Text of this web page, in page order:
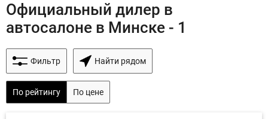
Официальный дилер в
автосалоне в Минске - 1
Фильтр Найти рядом
По рейтингу По цене